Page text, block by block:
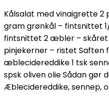
Kålsalat med vinaigrette 2
gram grønkål – fintsnittet
fintsnittet 2 æbler – skåret
pinjekerner – ristet Saften
æblecidereddike 1 tsk
spsk oliven olie Sådan gør
Æblecidereddike, sennep,